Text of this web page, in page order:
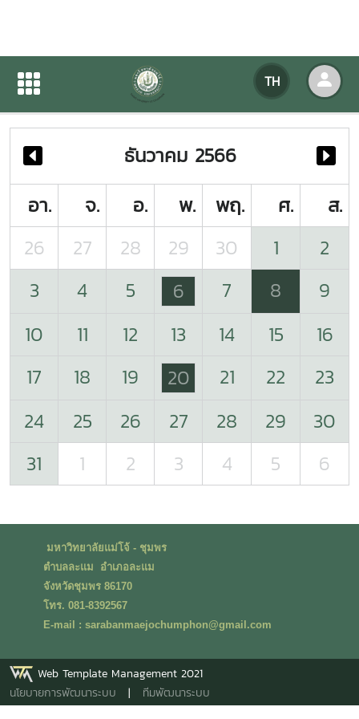
TH
ปฏิทินกิจกรรมของหน่วยงาน
ปฏิทินกิจกรรมของหน่วยงาน
ธันวาคม 2566
อา.
จ. อ. พ. พฤ. ศ.
ส.
26
27 28 29 30 1
2
3
4 5 6 7 8
9
10
11 12 13 14 15
16
17
18 19 20 21 22
23
24
25 26 27 28 29
30
31
1 2 3 4 5 6
มหาวิทยาลัยแม่โจ้ - ชุมพร
ตำบลละแม อำเภอละแม
จังหวัดชุมพร 86170
โทร. 081-8392567
E-mail : sarabanmaejochumphon@gmail.com
Web Template Management 2021
นโยบายการพัฒนาระบบ | ทีมพัฒนาระบบ